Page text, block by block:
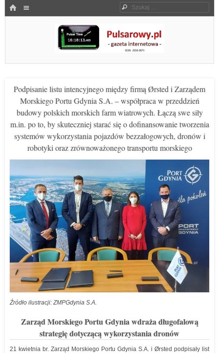
HOME Szukaj
Pulsarowy.pl
Podpisanie listu intencyjnego między firmą Ørsted i Zarządem
Morskiego Portu Gdynia S.A. – współpraca w przeddzień
budowy polskich morskich farm wiatrowych. Łączą swe siły
m.in. po to, by skuteczniej starać się o dofinansowanie tworzenia
systemów wykorzystania pojazdów bezzałogowych, dronów i
robotyki oraz zrównoważonego transportu morskiego
Źródło ilustracji: ZMPGdynia S.A.
Zarząd Morskiego Portu Gdynia wdraża długofalową
strategię dotyczącą wykorzystania dronów
21 kwietnia br. Zarząd Morskiego Portu Gdynia S.A. i Ørsted podpisały list